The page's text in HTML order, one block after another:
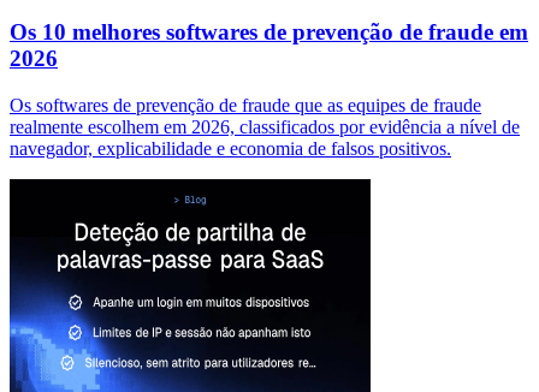
Os 10 melhores softwares de prevenção de fraude em
2026
Os softwares de prevenção de fraude que as equipes de fraude
realmente escolhem em 2026, classificados por evidência a nível de
navegador, explicabilidade e economia de falsos positivos.